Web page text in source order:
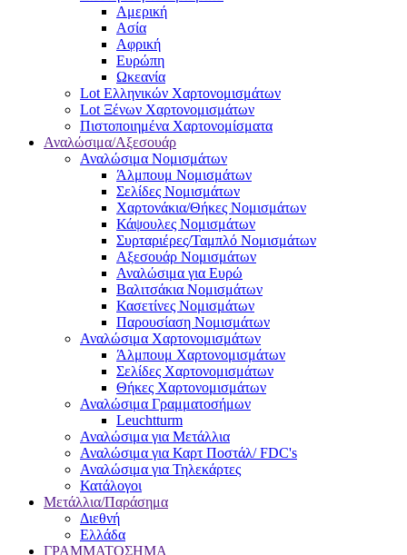
Αμερική
Ασία
Αφρική
Ευρώπη
Ωκεανία
Lot Ελληνικών Χαρτονομισμάτων
Lot Ξένων Χαρτονομισμάτων
Πιστοποιημένα Χαρτονομίσματα
Αναλώσιμα/Αξεσουάρ
Αναλώσιμα Νομισμάτων
Άλμπουμ Νομισμάτων
Σελίδες Νομισμάτων
Χαρτονάκια/Θήκες Νομισμάτων
Κάψουλες Νομισμάτων
Συρταριέρες/Ταμπλό Νομισμάτων
Αξεσουάρ Νομισμάτων
Αναλώσιμα για Ευρώ
Βαλιτσάκια Νομισμάτων
Κασετίνες Νομισμάτων
Παρουσίαση Νομισμάτων
Αναλώσιμα Χαρτονομισμάτων
Άλμπουμ Χαρτονομισμάτων
Σελίδες Χαρτονομισμάτων
Θήκες Χαρτονομισμάτων
Αναλώσιμα Γραμματοσήμων
Leuchtturm
Αναλώσιμα για Μετάλλια
Αναλώσιμα για Καρτ Ποστάλ/ FDC's
Αναλώσιμα για Τηλεκάρτες
Κατάλογοι
Μετάλλια/Παράσημα
Διεθνή
Ελλάδα
ΓΡΑΜΜΑΤΟΣΗΜΑ